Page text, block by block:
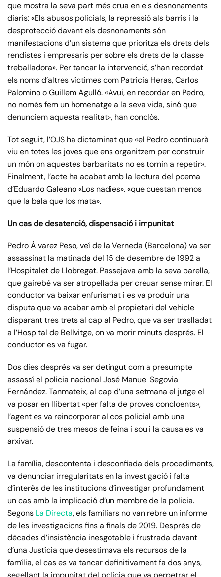
que mostra la seva part més crua en els desnonaments
diaris: «Els abusos policials, la repressió als barris i la
desprotecció davant els desnonaments són
manifestacions d’un sistema que prioritza els drets dels
rendistes i empresaris per sobre els drets de la classe
treballadora». Per tancar la intervenció, s’han recordat
els noms d’altres víctimes com Patricia Heras, Carlos
Palomino o Guillem Agulló. «Avui, en recordar en Pedro,
no només fem un homenatge a la seva vida, sinó que
denunciem aquesta realitat», han conclòs.
Tot seguit, l’OJS ha dictaminat que «el Pedro continuarà
viu en totes les joves que ens organitzem per construir
un món on aquestes barbaritats no es tornin a repetir».
Finalment, l’acte ha acabat amb la lectura del poema
d’Eduardo Galeano «Los nadies», «que cuestan menos
que la bala que los mata».
Un cas de desatenció, dispensació i impunitat
Pedro Álvarez Peso, veí de la Verneda (Barcelona) va ser
assassinat la matinada del 15 de desembre de 1992 a
l’Hospitalet de Llobregat. Passejava amb la seva parella,
que gairebé va ser atropellada per creuar sense mirar. El
conductor va baixar enfurismat i es va produir una
disputa que va acabar amb el propietari del vehicle
disparant tres trets al cap al Pedro, que va ser traslladat
a l’Hospital de Bellvitge, on va morir minuts després. El
conductor es va fugar.
Dos dies després va ser detingut com a presumpte
assassí el policia nacional José Manuel Segovia
Fernández. Tanmateix, al cap d’una setmana el jutge el
va posar en llibertat «per falta de proves concloents»,
l’agent es va reincorporar al cos policial amb una
suspensió de tres mesos de feina i sou i la causa es va
arxivar.
La família, descontenta i desconfiada dels procediments,
va denunciar irregularitats en la investigació i falta
d’interès de les institucions d’investigar profundament
un cas amb la implicació d’un membre de la policia.
Segons La Directa, els familiars no van rebre un informe
de les investigacions fins a finals de 2019. Després de
dècades d’insistència inesgotable i frustrada davant
d’una Justícia que desestimava els recursos de la
família, el cas es va tancar definitivament fa dos anys,
segellant la impunitat del policia que va perpetrar el